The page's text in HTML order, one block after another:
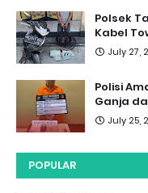
Polsek
Kabel
July 27,
Polisi
Ganja
July 25,
POPULAR